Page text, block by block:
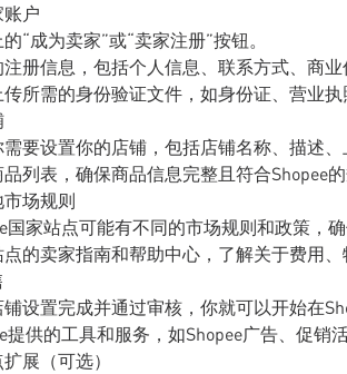
账户
“成为卖家”或“卖家注册”按钮。
册信息，包括个人信息、联系方式、商
所需的身份验证文件，如身份证、营业
要设置你的店铺，包括店铺名称、描述
列表，确保商品信息完整且符合Shopee
场规则
国家站点可能有不同的市场规则和政策，
的卖家指南和帮助中心，了解关于费用
设置完成并通过审核，你就可以开始在
提供的工具和服务，如Shopee广告、促销
展（可选）